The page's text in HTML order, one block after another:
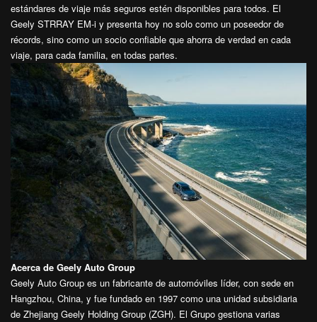
estándares de viaje más seguros estén disponibles para todos. El
Geely STRRAY EM-i y presenta hoy no solo como un poseedor de
récords, sino como un socio confiable que ahorra de verdad en cada
viaje, para cada familia, en todas partes.
Acerca de Geely Auto Group
Geely Auto Group es un fabricante de automóviles líder, con sede en
Hangzhou, China, y fue fundado en 1997 como una unidad subsidiaria
de Zhejiang Geely Holding Group (ZGH). El Grupo gestiona varias